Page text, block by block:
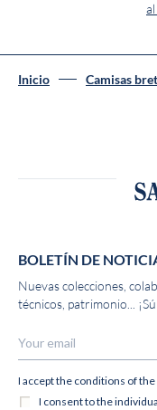
Inicio Camisas
BOLETÍN DE
Nuevas colecciones,
técnicos, patrimonio...